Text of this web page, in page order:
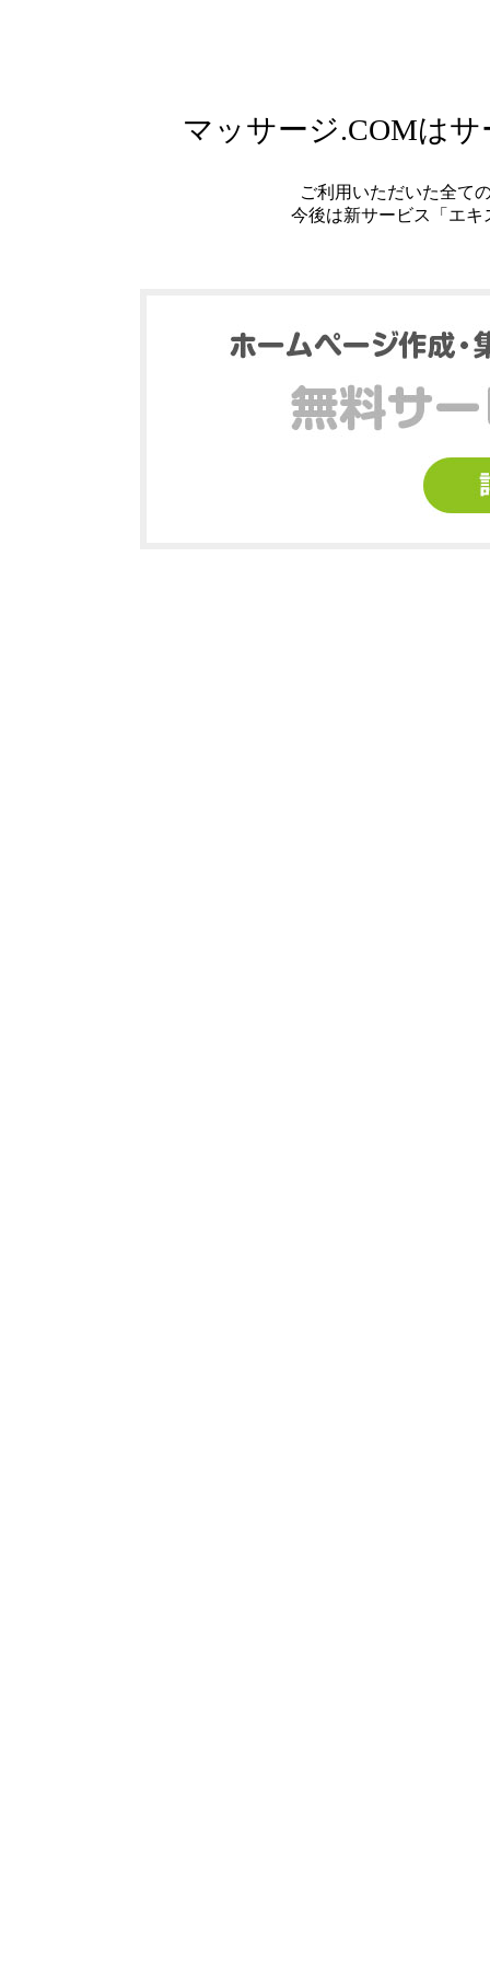
マッサージ.COMは
ご利用いただいた全て
今後は新サービス「エ